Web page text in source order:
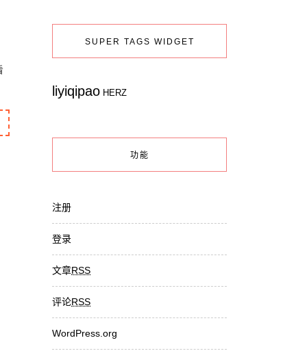
SUPER TAGS WIDGET
liyiqipao HERZ
功能
注册
登录
文章RSS
评论RSS
WordPress.org